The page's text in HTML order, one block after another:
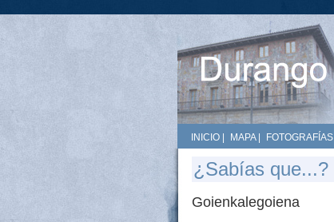
INICIO MAPA| FOTOGRAFÍAS
¿Sabías que...?
Goienkalegoiena